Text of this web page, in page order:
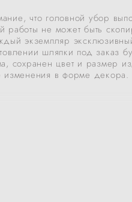
что головной убор
работы не может быть
экземпляр
шляпки под заказ
сохранен цвет и размер
изменения в форме декора.